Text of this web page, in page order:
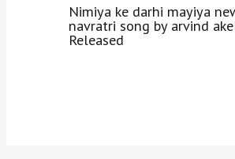
Nimiya ke darhi mayiya
navratri song by arvind
Released